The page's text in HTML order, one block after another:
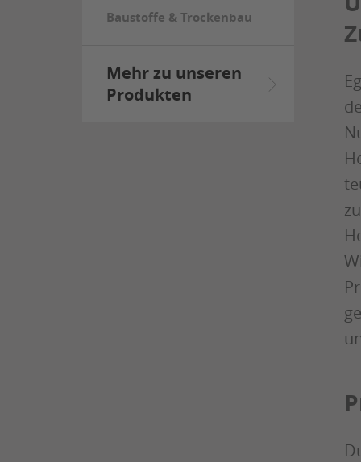
Baustoffe & Trockenbau
Mehr zu unseren
Produkten